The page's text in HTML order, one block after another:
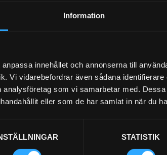
Information
innehållet och annonserna till
Vi vidarebefordrar även sådana
som vi samarbetar med.
eller som de har samlat in när du
STATISTIK